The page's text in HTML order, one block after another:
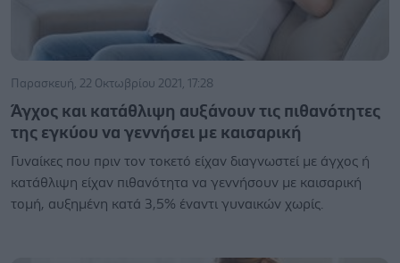
Παρασκευή, 22 Οκτωβρίου 2021, 17:28
Άγχος και κατάθλιψη αυξάνουν τις πιθανότητες
της εγκύου να γεννήσει με καισαρική
Γυναίκες που πριν τον τοκετό είχαν διαγνωστεί με άγχος ή
κατάθλιψη είχαν πιθανότητα να γεννήσουν με καισαρική
τομή, αυξημένη κατά 3,5% έναντι γυναικών χωρίς.